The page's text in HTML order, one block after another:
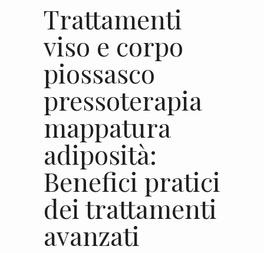
Trattamenti
viso e corpo
piossasco
pressoterapia
mappatura
adiposità:
Benefici pratici
dei trattamenti
avanzati